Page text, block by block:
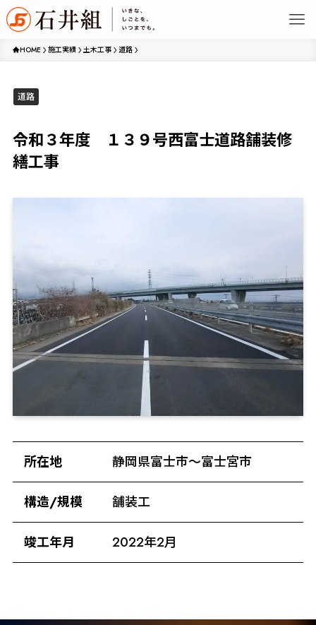
HOME 施工実績 土木工事 道路
道路
令和３年度 １３９号西富士道路舗装修
繕工事
所在地 静岡県富士市～富士宮市
構造/規模 舗装工
竣工年月 2022年2月